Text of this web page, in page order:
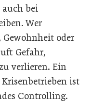
bei
Wer
oder
Gefahr,
verlieren. Ein
ist
Controlling.